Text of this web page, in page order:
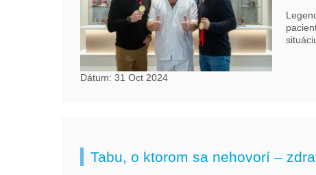
Dátum: 31 Oct 2024
Tabu, o ktorom sa nehovorí –